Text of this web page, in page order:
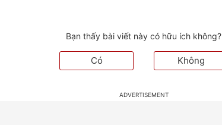
Bạn thấy bài viết này có hữu ích không?
Có Không